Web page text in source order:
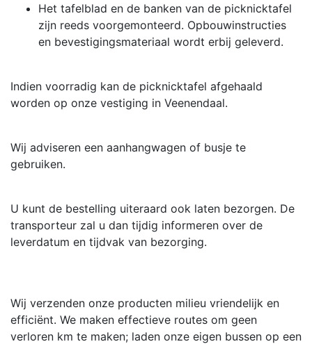
Het tafelblad en de banken van de picknicktafel
zijn reeds voorgemonteerd. Opbouwinstructies
en bevestigingsmateriaal wordt erbij geleverd.
Indien voorradig kan de picknicktafel afgehaald
worden op onze vestiging in Veenendaal.
Wij adviseren een aanhangwagen of busje te
gebruiken.
U kunt de bestelling uiteraard ook laten bezorgen. De
transporteur zal u dan tijdig informeren over de
leverdatum en tijdvak van bezorging.
Wij verzenden onze producten milieu vriendelijk en
efficiënt. We maken effectieve routes om geen
verloren km te maken; laden onze eigen bussen op een